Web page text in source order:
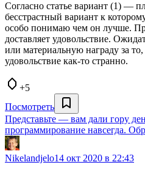
Согласно статье вариант (1) —
бесстрастный вариант к
особо понимаю чем он лучше.
доставляет удовольствие.
или материальную награду за то,
удовольствие как-то странно.
+5
Посмотреть
Представьте — вам дали гору
программирование навсегда.
Nikelandjelo14 окт 2020 в 22:43